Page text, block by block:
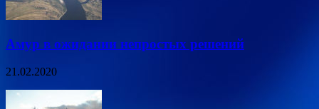
Амур в ожидании непростых решений
21.02.2020